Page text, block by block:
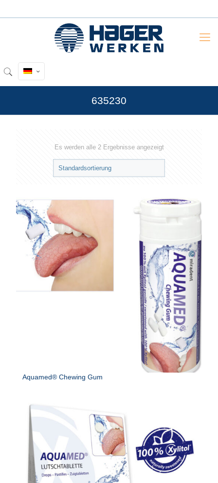
635230
Es werden alle 2 Ergebnisse angezeigt
Aquamed® Chewing Gum